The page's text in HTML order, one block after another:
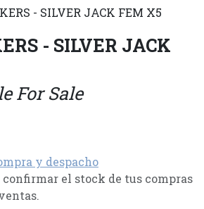
- SILVER JACK
For Sale
y despacho
confirmar el stock de tus compras